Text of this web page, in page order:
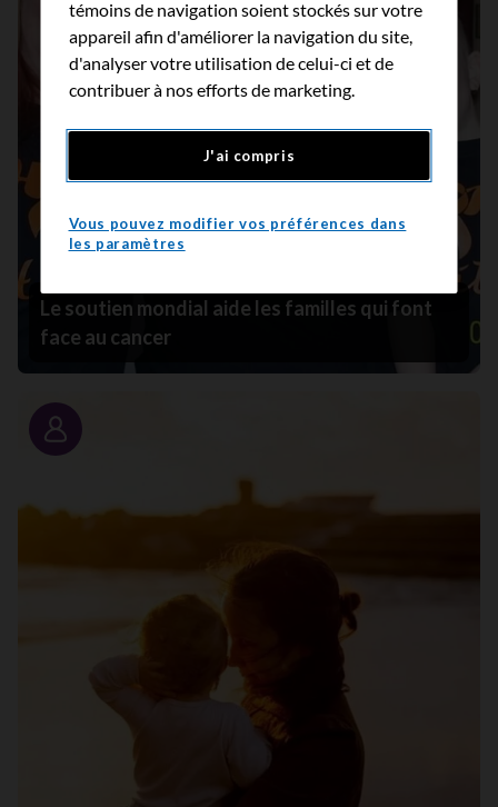
Le soutien mondial aide les familles qui font
face au cancer
Portrait
témoins de navigation soient stockés sur votre
appareil afin d'améliorer la navigation du site,
d'analyser votre utilisation de celui-ci et de
contribuer à nos efforts de marketing.
J'ai compris
Vous pouvez modifier vos préférences dans
les paramètres